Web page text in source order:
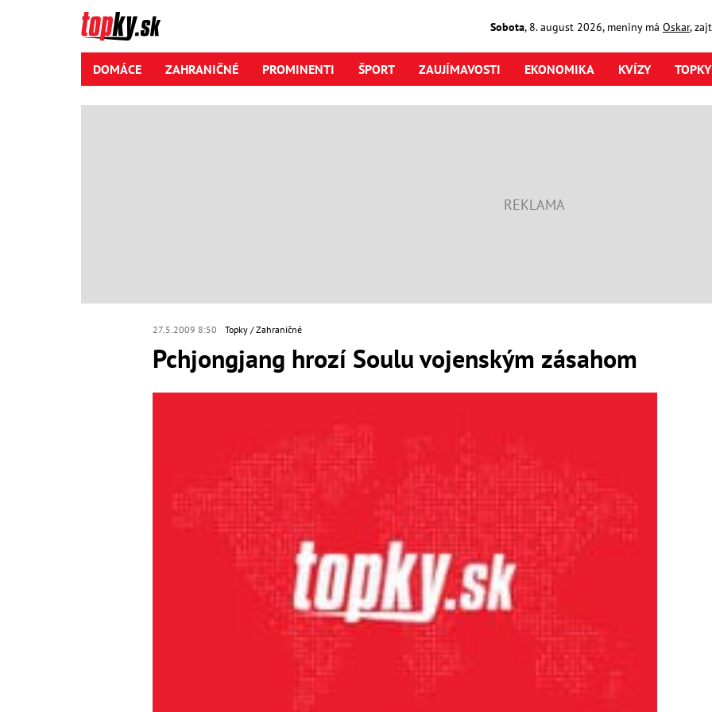
Sobota, 8. august2026, meniny má Oskar,
DOMÁCE ZAHRANIČNÉ PROMINENTI ŠPORT ZAUJÍMAVOSTI EKONOMIKA KVÍZY
27.5.2009 8:50 Topky Zahraničné
Pchjongjang hrozí Soulu vojenským zásahom